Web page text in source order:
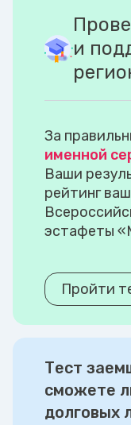
и
За
именной
Ваши
рейтинг
эстафеты
Пройти
Тест
сможете
долговых